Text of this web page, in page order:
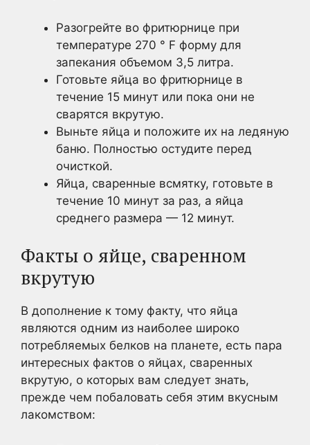
Разогрейте во фритюрнице при
температуре 270 ° F форму для
запекания объемом 3,5 литра.
Готовьте яйца во фритюрнице в
течение 15 минут или пока они не
сварятся вкрутую.
Выньте яйца и положите их на ледяную
баню. Полностью остудите перед
очисткой.
Яйца, сваренные всмятку, готовьте в
течение 10 минут за раз, а яйца
среднего размера — 12 минут.
Факты о яйце, сваренном
вкрутую
В дополнение к тому факту, что яйца
являются одним из наиболее широко
потребляемых белков на планете, есть пара
интересных фактов о яйцах, сваренных
вкрутую, о которых вам следует знать,
прежде чем побаловать себя этим вкусным
лакомством: